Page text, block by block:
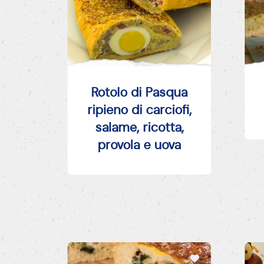
Rotolo di Pasqua
ripieno di carciofi,
salame, ricotta,
provola e uova